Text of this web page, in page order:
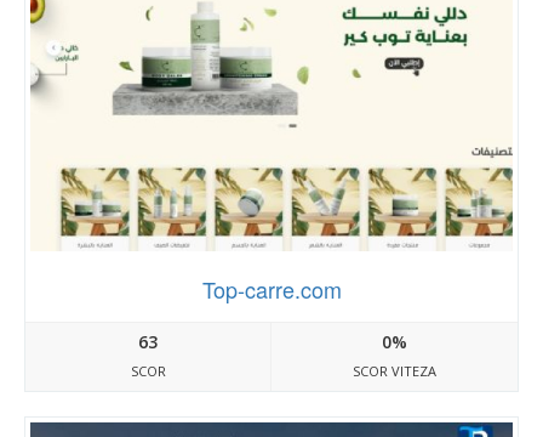
Top-carre.com
63
SCOR
0%
SCOR VITEZA